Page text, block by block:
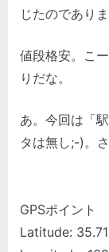
じたのでありま
値段格安。こ
りだな。
あ。今回は「
タは無し;-)。
GPSポイント
Latitude: